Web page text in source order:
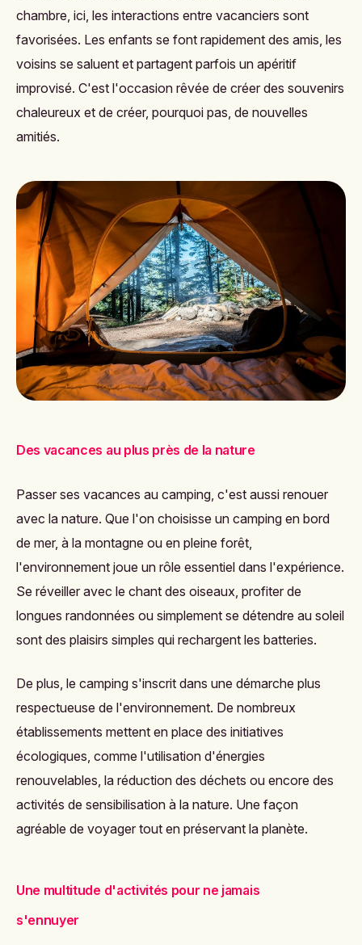
chambre, ici, les interactions entre vacanciers sont
favorisées. Les enfants se font rapidement des amis, les
voisins se saluent et partagent parfois un apéritif
improvisé. C'est l'occasion rêvée de créer des souvenirs
chaleureux et de créer, pourquoi pas, de nouvelles
amitiés.
Des vacances au plus près de la nature
Passer ses vacances au camping, c'est aussi renouer
avec la nature. Que l'on choisisse un camping en bord
de mer, à la montagne ou en pleine forêt,
l'environnement joue un rôle essentiel dans l'expérience.
Se réveiller avec le chant des oiseaux, profiter de
longues randonnées ou simplement se détendre au soleil
sont des plaisirs simples qui rechargent les batteries.
De plus, le camping s'inscrit dans une démarche plus
respectueuse de l'environnement. De nombreux
établissements mettent en place des initiatives
écologiques, comme l'utilisation d'énergies
renouvelables, la réduction des déchets ou encore des
activités de sensibilisation à la nature. Une façon
agréable de voyager tout en préservant la planète.
Une multitude d'activités pour ne jamais
s'ennuyer